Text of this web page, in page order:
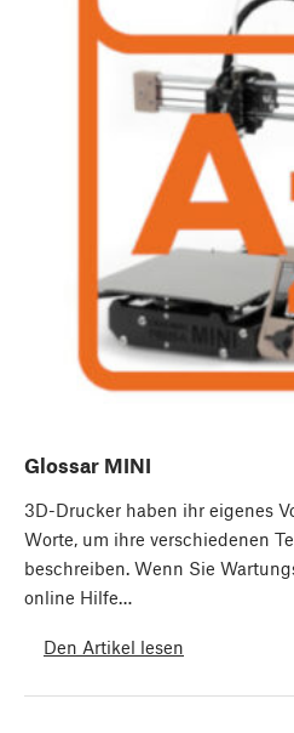
Glossar MINI
3D-Drucker haben ihr eigenes
Worte, um ihre verschiedenen
beschreiben. Wenn Sie
online Hilfe…
Den Artikel lesen